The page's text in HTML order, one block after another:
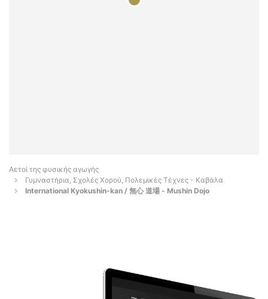
Αετοί της φυσικής αγωγής
Γυμναστήρια, Σχολές Χορού, Πολεμικές Τέχνες - Καβάλα
International Kyokushin-kan / 無心 道場 - Mushin Dojo